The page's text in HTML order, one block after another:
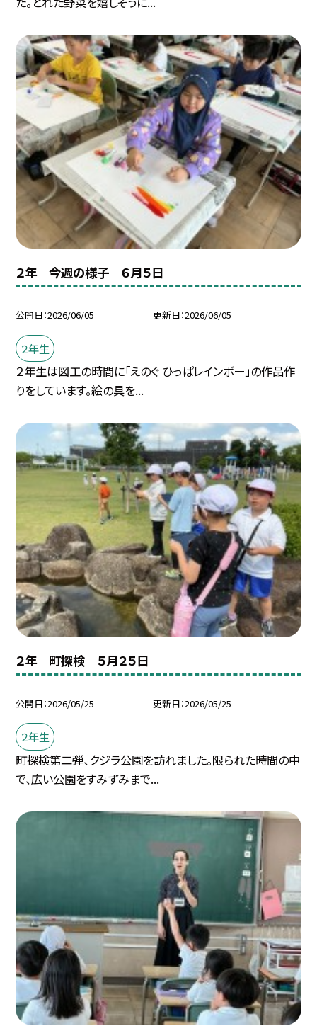
２年 今週の様子 ６月５日
公開日 2026/06/05 更新日 2026/06/05
２年生
２年生は図工の時間に「えのぐ ひっぱレインボー」の作品作
りをしています。絵の具を...
２年 町探検 ５月２５日
公開日 2026/05/25 更新日 2026/05/25
２年生
町探検第二弾、クジラ公園を訪れました。限られた時間の中
で、広い公園をすみずみまで...